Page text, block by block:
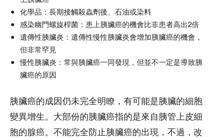
化學品：長期接觸殺蟲劑後、石油或染料
感染幽門螺旋桿菌：患上胰臟癌的機會比非患者高出2倍
遺傳性胰臟炎：遺傳性慢性胰臟炎會增加胰臟癌的機會，
但非常罕見
慢性胰臟炎：常與胰臟癌一同發現，但並不一定是導致胰
臟癌的原因
胰臟癌的成因仍未完全明瞭，有可能是胰臟的細胞
變異增生。大部份的胰臟癌指的是來自胰管上皮細
胞的腺癌。不能完全防止胰臟癌的出現，不過，改